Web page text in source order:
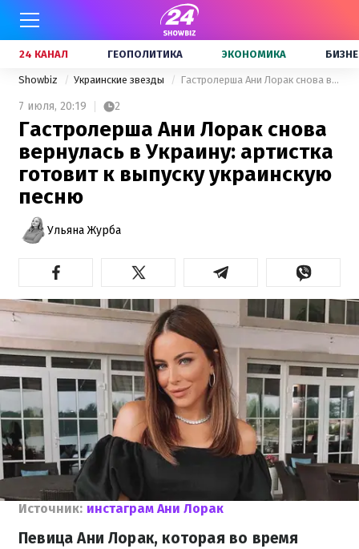
24 КАНАЛ ГЕОПОЛИТИКА ЭКОНОМИКА
Showbiz Украинские звезды Гастролерша Ани Лорак снова вернулась в Украину: артистка готовит к выпуску украинскую песню
7 июля, 20:19 2
Гастролерша Ани Лорак снова
вернулась в Украину: артистка
готовит к выпуску украинскую
песню
Ульяна Журба
Источник: инстаграм Ани Лорак
Певица Ани Лорак, которая во время